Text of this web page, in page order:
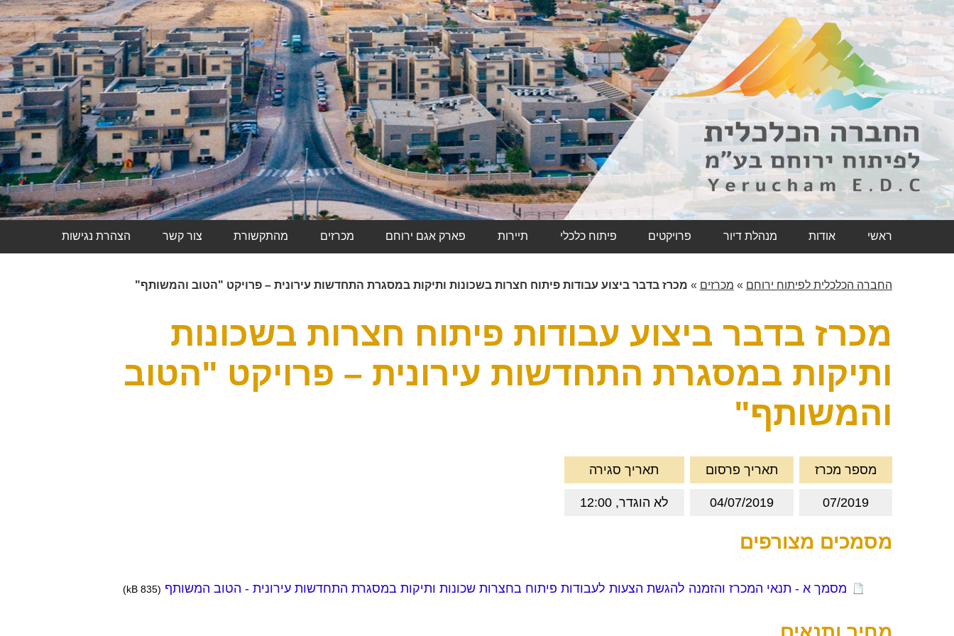
ראשי אודות מנהלת דיור פרויקטים פיתוח כלכלי תיירות פארק אגם ירוחם מכרזים מהתקשורת צור קשר הצהרת נגישות
החברה הכלכלית לפיתוח ירוחם » מכרזים » מכרז בדבר ביצוע עבודות פיתוח חצרות בשכונות ותיקות במסגרת התחדשות עירונית – פרויקט "הטוב והמשותף"
מכרז בדבר ביצוע עבודות פיתוח חצרות בשכונות
ותיקות במסגרת התחדשות עירונית – פרויקט "הטוב
והמשותף"
מספר מכרז
07/2019
תאריך פרסום
04/07/2019
תאריך סגירה
לא הוגדר, 12:00
מסמכים מצורפים
מסמך א - תנאי המכרז והזמנה להגשת הצעות לעבודות פיתוח בחצרות שכונות ותיקות במסגרת התחדשות עירונית - הטוב המשותף (835 kB)